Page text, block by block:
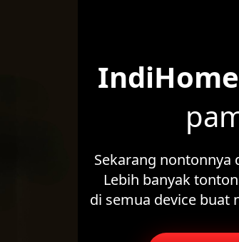
Sekarang nontonnya
Lebih banyak
di semua device buat